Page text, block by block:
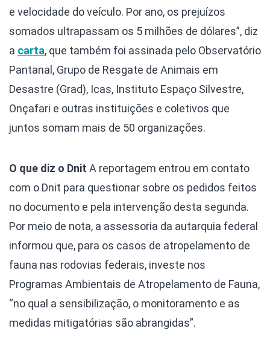
e velocidade do veículo. Por ano, os prejuízos
somados ultrapassam os 5 milhões de dólares”, diz
a carta, que também foi assinada pelo Observatório
Pantanal, Grupo de Resgate de Animais em
Desastre (Grad), Icas, Instituto Espaço Silvestre,
Onçafari e outras instituições e coletivos que
juntos somam mais de 50 organizações.
O que diz o Dnit A reportagem entrou em contato
com o Dnit para questionar sobre os pedidos feitos
no documento e pela intervenção desta segunda.
Por meio de nota, a assessoria da autarquia federal
informou que, para os casos de atropelamento de
fauna nas rodovias federais, investe nos
Programas Ambientais de Atropelamento de Fauna,
“no qual a sensibilização, o monitoramento e as
medidas mitigatórias são abrangidas”.